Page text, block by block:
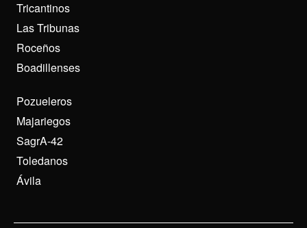
Tricantinos
Las Tribunas
Roceños
Boadillenses
Pozueleros
Majariegos
SagrA-42
Toledanos
Ávila